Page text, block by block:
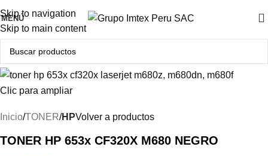
Skip to navigation
Skip to main content
MENÚ
Producto Original
Clic para ampliar
Inicio TONER HPVolver a productos
TONER HP 653x CF320X M680 NEGRO